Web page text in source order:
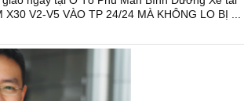
X30 V2-V5 VÀO TP 24/24 MÀ KHÔNG LO BỊ ...